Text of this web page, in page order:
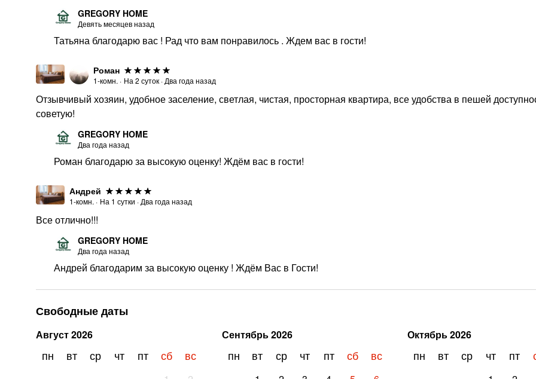
Свободные даты
Август2026
пн вт ср чт пт сб вс
Сентябрь2026
пн вт ср чт пт сб вс
Октябрь2026
пн вт ср чт пт
GREGORY HOME
Девять месяцев назад
Татьяна благодарю вас ! Рад что вам понравилось . Ждем вас в гости!
Роман
1-комн. · На 2 суток · Два года назад
Отзывчивый хозяин, удобное заселение, светлая, чистая, просторная квартира, все удобства в пешей
советую!
GREGORY HOME
Два года назад
Роман благодарю за высокую оценку! Ждём вас в гости!
Андрей
1-комн. · На 1 сутки · Два года назад
Все отлично!!!
GREGORY HOME
Два года назад
Андрей благодарим за высокую оценку ! Ждём Вас в Гости!